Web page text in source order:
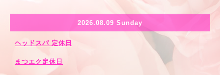
2026.08.09 Sunday
ヘッドスパ 定休日
まつエク定休日